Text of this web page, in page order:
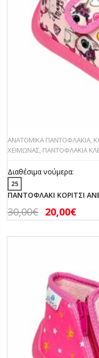
ΑΝΑΤΟΜΙΚΑ ΠΑΝΤΟΦΛΑΚΙΑ,
ΧΕΙΜΩΝΑΣ, ΠΑΝΤΟΦΛΑΚΙΑ
Διαθέσιμα νούμερα:
25
ΠΑΝΤΟΦΛΑΚΙ ΚΟΡΙΤΣΙ
30,00€ 20,00€